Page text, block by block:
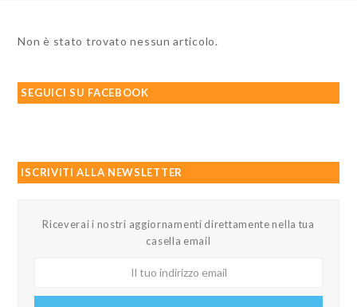
Non è stato trovato nessun articolo.
SEGUICI SU FACEBOOK
ISCRIVITI ALLA NEWSLETTER
Riceverai i nostri aggiornamenti direttamente nella tua
casella email